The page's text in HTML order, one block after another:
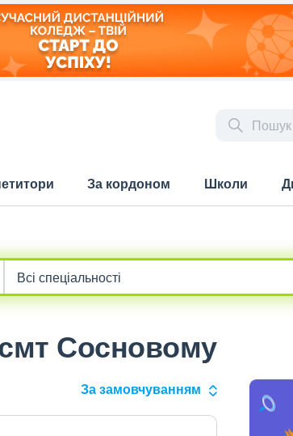
За кордоном Школи
Сосновому
За замовчуванням